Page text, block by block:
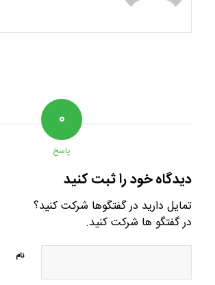
۰
پاسخ
دیدگاه خود را ثبت کنید
تمایل دارید در گفتگوها شرکت کنید؟
در گفتگو ها شرکت کنید.
نام